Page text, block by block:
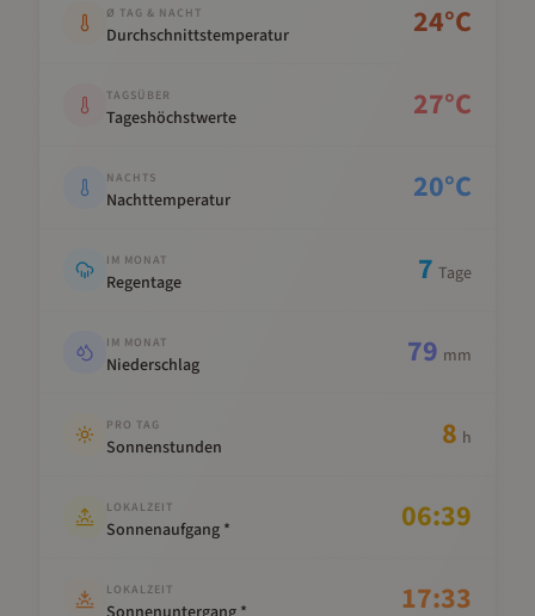
Ø TAG & NACHT
Durchschnittstemperatur 24°C
TAGSÜBER
Tageshöchstwerte 27°C
NACHTS
Nachttemperatur 20°C
IM MONAT
Regentage 7 Tage
IM MONAT
Niederschlag 79 mm
PRO TAG
Sonnenstunden 8 h
LOKALZEIT
Sonnenaufgang * 06:39
LOKALZEIT 17:33